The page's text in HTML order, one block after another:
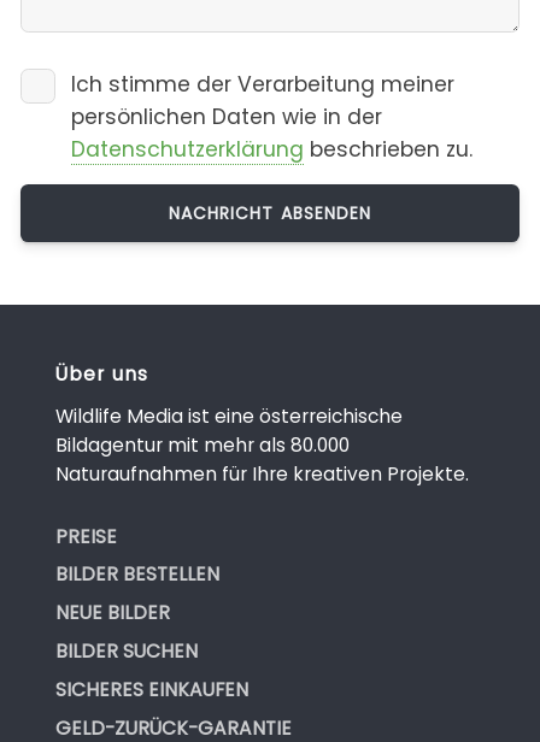
Ich stimme der Verarbeitung meiner
persönlichen Daten wie in der
Datenschutzerklärung beschrieben zu.
Über uns
Wildlife Media ist eine österreichische
Bildagentur mit mehr als 80.000
Naturaufnahmen für Ihre kreativen Projekte.
PREISE
BILDER BESTELLEN
NEUE BILDER
BILDER SUCHEN
SICHERES EINKAUFEN
GELD-ZURÜCK-GARANTIE